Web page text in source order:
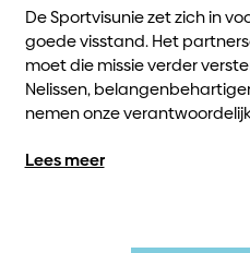
De Sportvisunie zet zich in
goede visstand. Het
moet die missie verder
Nelissen,
nemen onze
Lees meer